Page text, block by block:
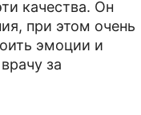
качества. Он
при этом очень
эмоции и
за